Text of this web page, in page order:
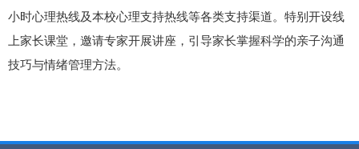
小时心理热线及本校心理支持热线等各类支持渠道。特别开设线
上家长课堂，邀请专家开展讲座，引导家长掌握科学的亲子沟通
技巧与情绪管理方法。